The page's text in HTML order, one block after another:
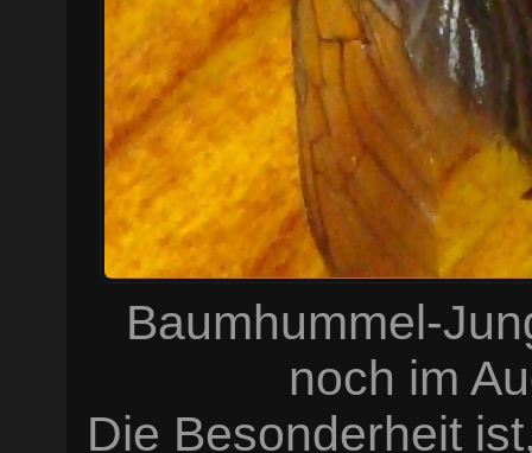
Baumhummel-
noch im
Die Besonderheit